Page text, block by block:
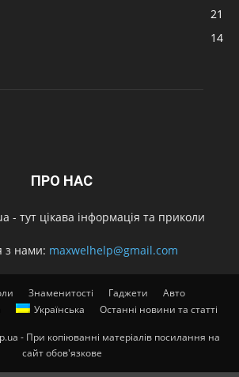
21
14
ПРО НАС
- тут цікава інформація та приколи
з нами: maxwelhelp@gmail.com
Знаменитості Гаджети
Авто
Українська Останні новини та статті
- При копіюванні матеріалів посилання на
сайт обов'язкове